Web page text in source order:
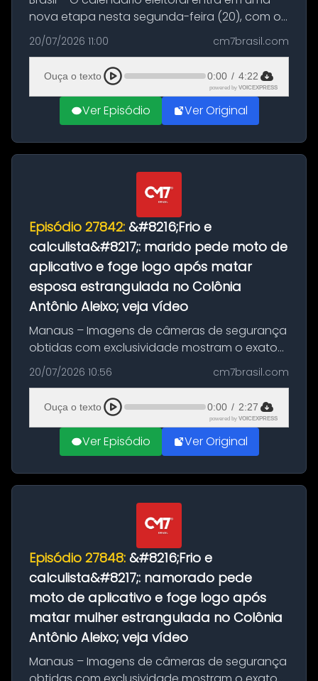
nova etapa nesta segunda-feira (20), com o
início do período destinado às convenções
partidárias. Até 5 de agosto, partidos e
federações poderão oficializa...
20/07/2026 11:00 cm7brasil.com
Ouça o texto 0:00 / 4:22
powered by VOICEXPRESS
Ver Episódio Ver Original
Episódio 27842: &#8216;Frio e
calculista&#8217;: marido pede moto de
aplicativo e foge logo após matar
esposa estrangulada no Colônia
Antônio Aleixo; veja vídeo
Manaus – Imagens de câmeras de segurança
obtidas com exclusividade mostram o exato
momento da fuga do principal suspeito da
morte de Larissa Araújo, de 28 anos. O crime
ocorreu na noite deste último d...
20/07/2026 10:56 cm7brasil.com
Ouça o texto 0:00 / 2:27
powered by VOICEXPRESS
Ver Episódio Ver Original
Episódio 27848: &#8216;Frio e
calculista&#8217;: namorado pede
moto de aplicativo e foge logo após
matar mulher estrangulada no Colônia
Antônio Aleixo; veja vídeo
Manaus – Imagens de câmeras de segurança